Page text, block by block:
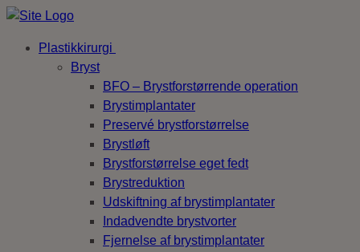
Plastikkirurgi
Bryst
BFO – Brystforstørrende operation
Brystimplantater
Preservé brystforstørrelse
Brystløft
Brystforstørrelse eget fedt
Brystreduktion
Udskiftning af brystimplantater
Indadvendte brystvorter
Fjernelse af brystimplantater